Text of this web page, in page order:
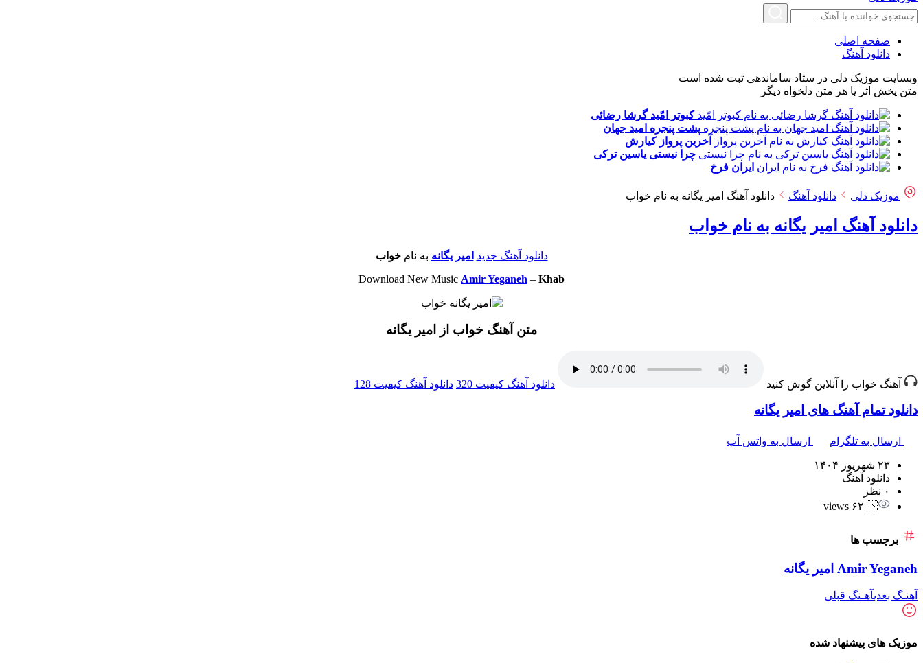
صفحه اصلی
دانلود آهنگ
وبسایت موزیک دلی در ستاد ساماندهی ثبت شده است
متن پخش اثر یا هر متن دلخواه دیگر
کبوتر امّید گرشا رضائی
پشت پنجره امید جهان
آخرین پرواز کیارش
چرا نیستی یاسین ترکی
ایران فرخ
موزیک دلی دانلود آهنگ دانلود آهنگ امیر یگانه به نام خواب
دانلود آهنگ امیر یگانه به نام خواب
دانلود آهنگ جدید امیر یگانه به نامخواب
Download New Music Amir Yeganeh – Khab
متن آهنگ خواب از امیر یگانه
آهنگ خواب را آنلاین گوش کنید دانلود آهنگ کیفیت 320 دانلود آهنگ کیفیت 128
دانلود تمام آهنگ های امیر یگانه
ارسال به تلگرام ارسال به واتس آپ
۲۳ شهریور ۱۴۰۴
دانلود آهنگ
۰ نظر
۶۲ views
برچسب ها
Amir Yeganeh امیر یگانه
آهنـگ بعدیآهـنگ قبلی
موزیک های پیشنهاد شده